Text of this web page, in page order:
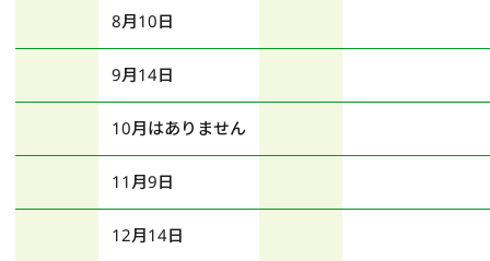
8月10日
9月14日
10月はありません
11月9日
12月14日